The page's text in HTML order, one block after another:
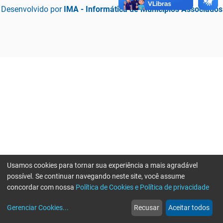
Desenvolvido por IMA - Informática de Municípios Associados
web
Notícias
more_horiz
Mais
Usamos cookies para tornar sua experiência a mais agradável
possível. Se continuar navegando neste site, você assume
concordar com nossa Política de Cookies e Política de privacidade
Gerenciar Cookies... Recusar Aceitar todos
Erro ao enviar informações, por favor tente novamente